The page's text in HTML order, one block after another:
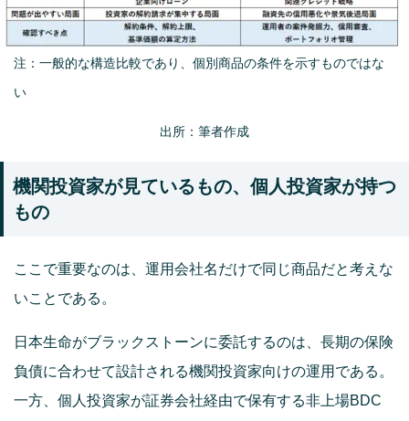
注：一般的な構造比較であり、個別商品の条件を示すものではな
い
出所：筆者作成
機関投資家が見ているもの、個人投資家が持つ
もの
ここで重要なのは、運用会社名だけで同じ商品だと考えな
いことである。
日本生命がブラックストーンに委託するのは、長期の保険
負債に合わせて設計される機関投資家向けの運用である。
一方、個人投資家が証券会社経由で保有する非上場BDC